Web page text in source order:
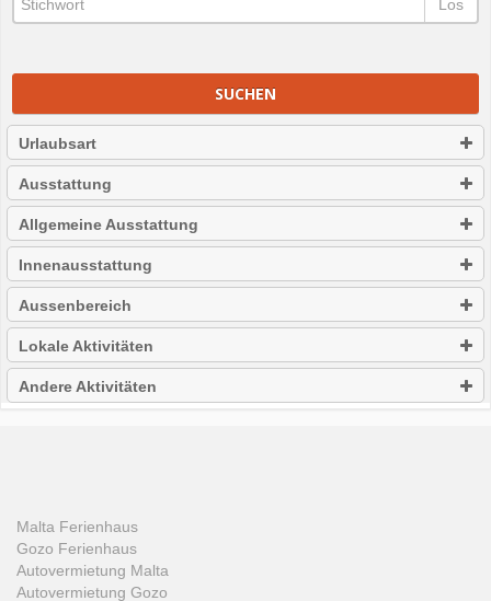
Los
SUCHEN
Urlaubsart
Ausstattung
Allgemeine Ausstattung
Innenausstattung
Aussenbereich
Lokale Aktivitäten
Andere Aktivitäten
Malta Ferienhaus
Gozo Ferienhaus
Autovermietung Malta
Autovermietung Gozo